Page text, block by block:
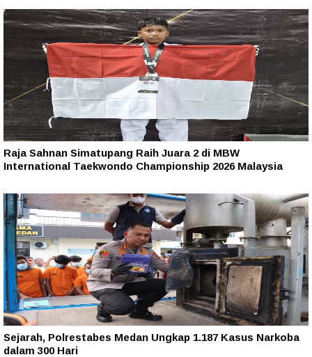
Raja Sahnan Simatupang Raih Juara 2 di MBW
International Taekwondo Championship 2026 Malaysia
Sejarah, Polrestabes Medan Ungkap 1.187 Kasus Narkoba
dalam 300 Hari